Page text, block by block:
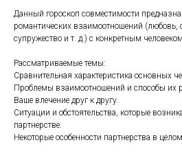
Данный гороскоп совместимости
романтических взаимоотношений (любовь,
супружество и т. д.) с конкретным
Рассматриваемые темы:
Сравнительная характеристика основных
Проблемы взаимоотношений и способы их
Ваше влечение друг к другу.
Ситуации и обстоятельства, которые
партнерстве.
Некоторые особенности партнерства в